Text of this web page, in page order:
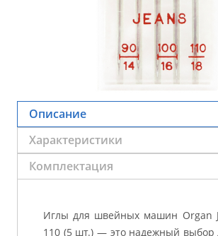
Описание
Характеристики
Комплектация
Иглы для швейных машин Organ
110 (5 шт.) — это надежный выбор